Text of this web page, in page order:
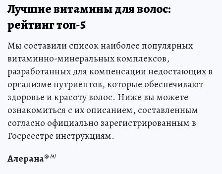
Лучшие витамины для волос:
рейтинг топ-5
Мы составили список наиболее популярных
витаминно-минеральных комплексов,
разработанных для компенсации недостающих в
организме нутриентов, которые обеспечивают
здоровье и красоту волос. Ниже вы можете
ознакомиться с их описанием, составленным
согласно официально зарегистрированным в
Госреестре инструкциям.
Алерана® [4]